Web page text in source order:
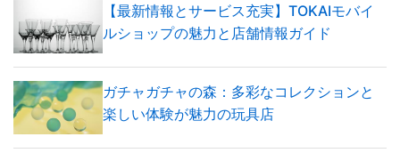
【最新情報とサービス充実】TOKAIモバイ
ルショップの魅力と店舗情報ガイド
ガチャガチャの森：多彩なコレクションと
楽しい体験が魅力の玩具店